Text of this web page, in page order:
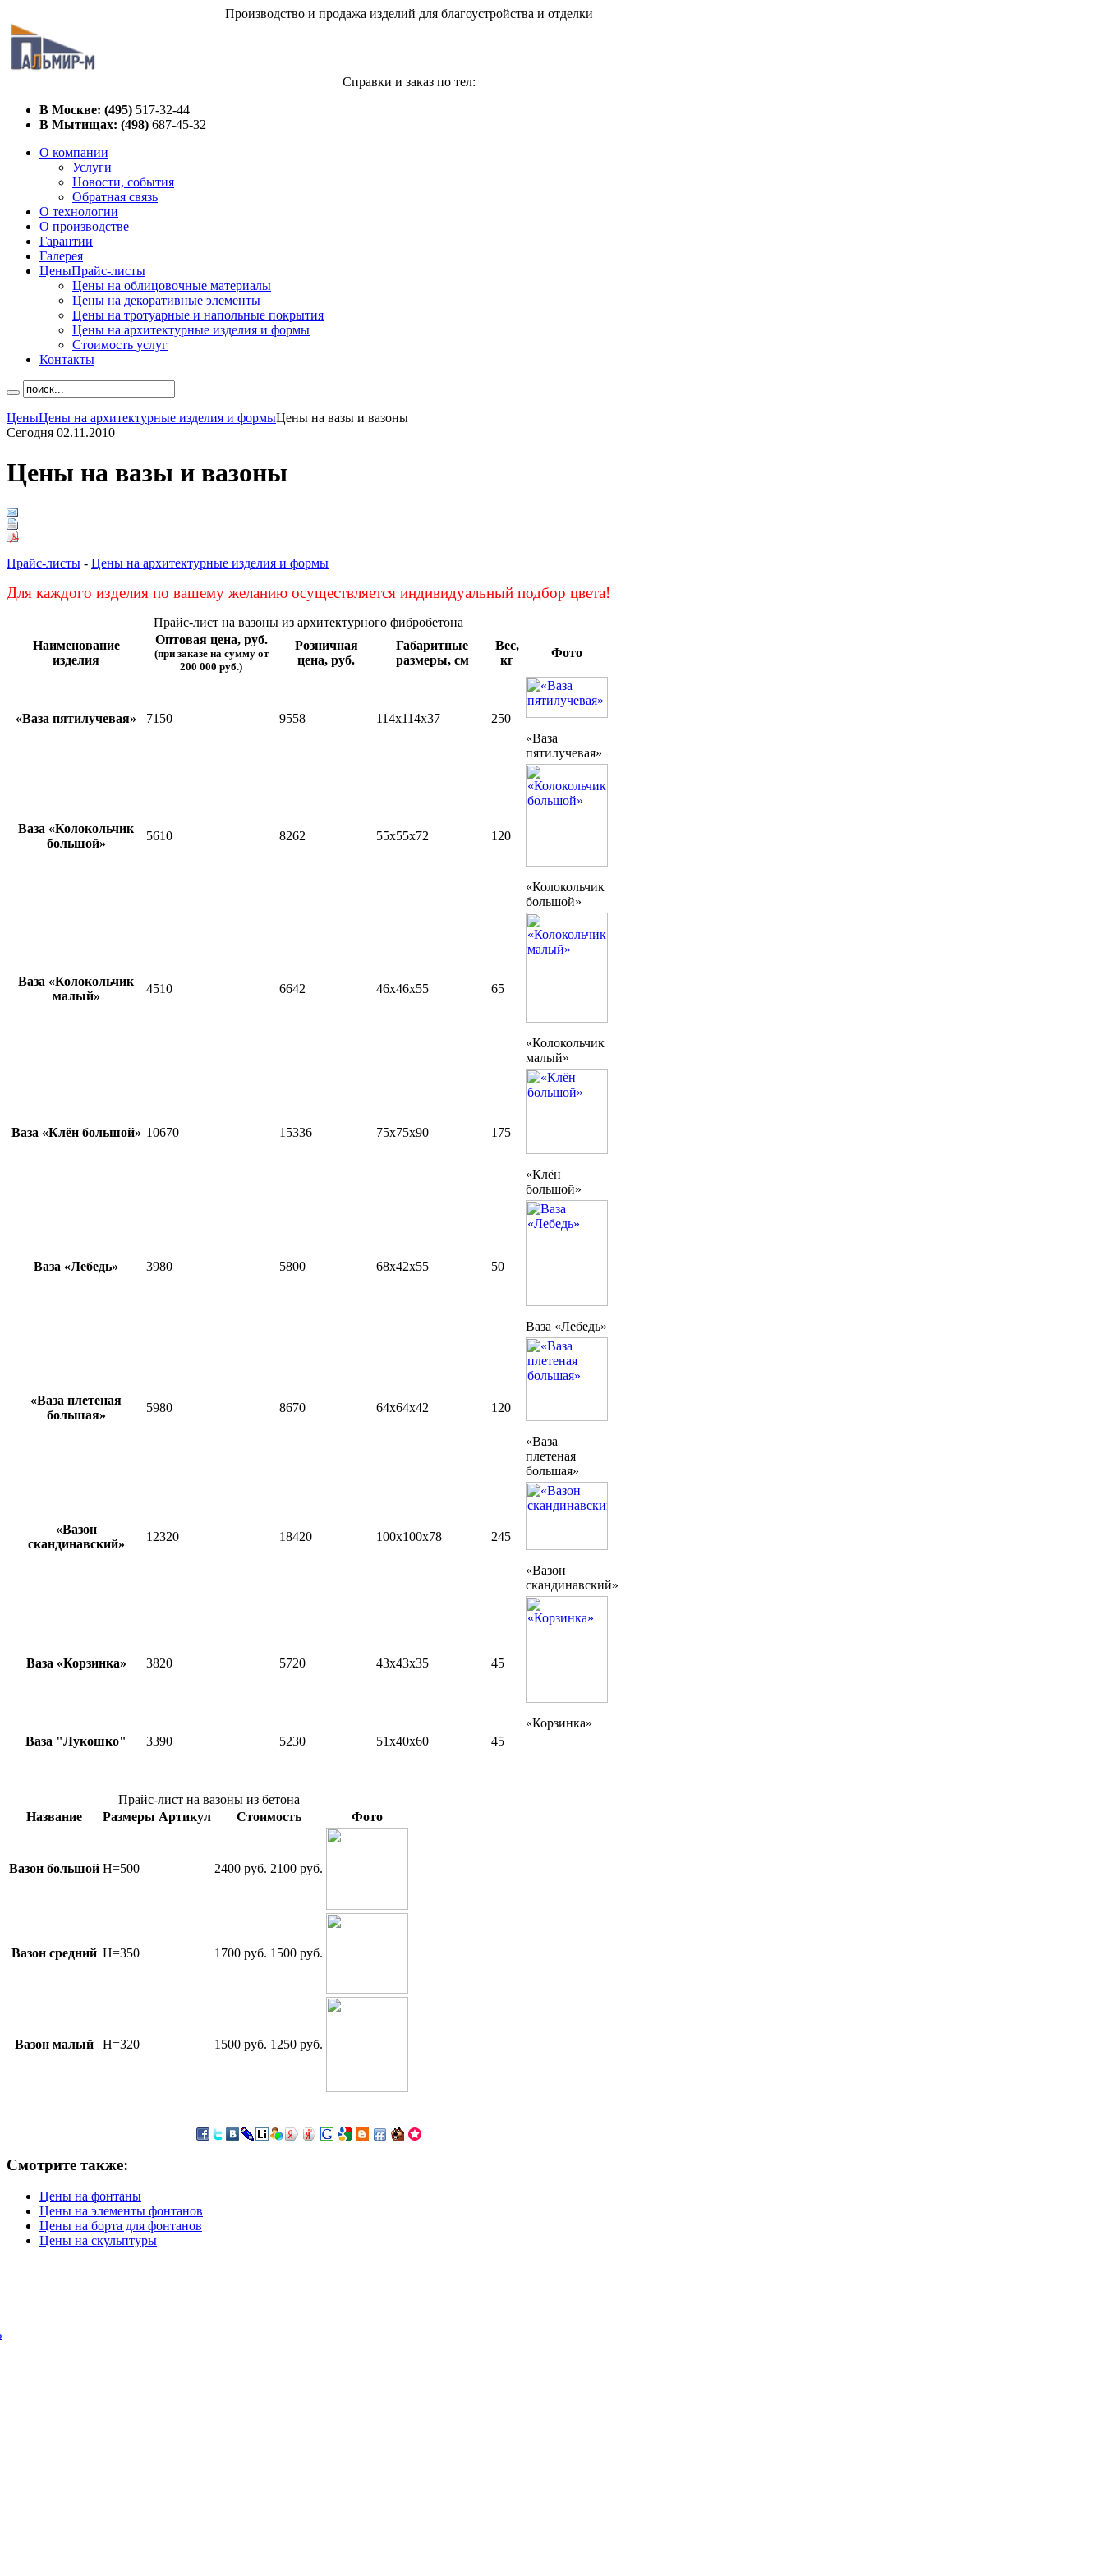
Производство и продажа изделий для благоустройства и отделки
Справки и заказ по тел:
В Москве: (495) 517-32-44
В Мытищах: (498) 687-45-32
О компании
Услуги
Новости, события
Обратная связь
О технологии
О производстве
Гарантии
Галерея
ЦеныПрайс-листы
Цены на облицовочные материалы
Цены на декоративные элементы
Цены на тротуарные и напольные покрытия
Цены на архитектурные изделия и формы
Стоимость услуг
Контакты
ЦеныЦены на архитектурные изделия и формыЦены на вазы и вазоны
Сегодня 02.11.2010
Цены на вазы и вазоны
Прайс-листы - Цены на архитектурные изделия и формы
Для каждого изделия по вашему желанию осуществляется индивидуальный подбор цвета!
Прайс-лист на вазоны из архитектурного фибробетона
Наименование
изделия
Оптовая цена, руб.
(при заказе на сумму от
200 000 руб.)
Розничная
цена, руб.
Габаритные
размеры, см
Вес,
кг
Фото
«Ваза пятилучевая» 7150 9558 114х114х37
250
«Ваза
пятилучевая»
Ваза «Колокольчик
большой»
5610 8262 55х55х72 120
«Колокольчик
большой»
Ваза «Колокольчик
малый»
4510 6642 46х46х55 65
«Колокольчик
малый»
Ваза «Клён большой» 10670 15336 75х75х90 175
«Клён
большой»
Ваза «Лебедь» 3980 5800 68х42х55 50
Ваза «Лебедь»
«Ваза плетеная
большая»
5980 8670 64х64х42 120
«Ваза
плетеная
большая»
«Вазон
скандинавский»
12320 18420 100х100х78 245
«Вазон
скандинавский»
Ваза «Корзинка» 3820 5720 43х43х35 45
«Корзинка»
Ваза "Лукошко"
3390 5230 51х40х60 45
Прайс-лист на вазоны из бетона
Название
Размеры Артикул Стоимость Фото
Вазон большой H=500 2400 руб. 2100 руб.
Вазон средний Н=350 1700 руб. 1500 руб.
Вазон малый Н=320 1500 руб. 1250 руб.
Смотрите также:
Цены на фонтаны
Цены на элементы фонтанов
Цены на борта для фонтанов
Цены на скульптуры